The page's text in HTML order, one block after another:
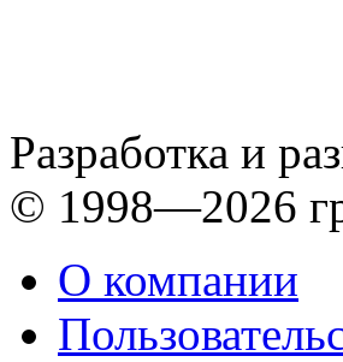
Разработка и
© 1998—2026
О компании